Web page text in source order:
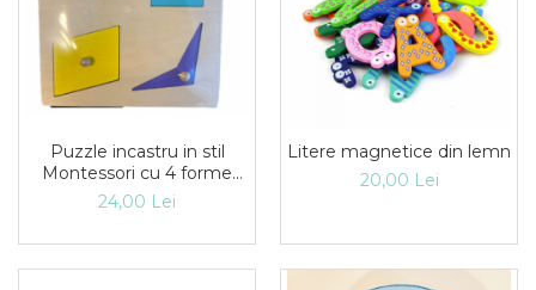
Puzzle incastru in stil
Montessori cu 4 forme
geometrice
24,00 Lei
Litere magnetice din lemn
20,00 Lei